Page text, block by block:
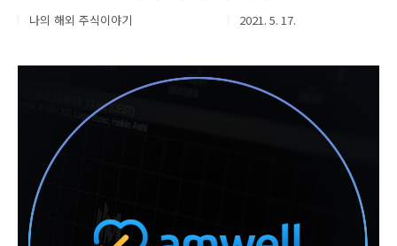
나의 해외 주식이야기 2021. 5. 17.